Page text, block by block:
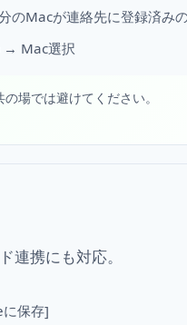
のMacが連絡先に登録済み
→ Mac選択
場では避けてください。
連携にも対応。
保存]